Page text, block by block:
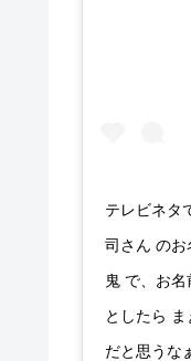
テレビネタ
司さん の
鬼 で、お
としたら
だと思うな